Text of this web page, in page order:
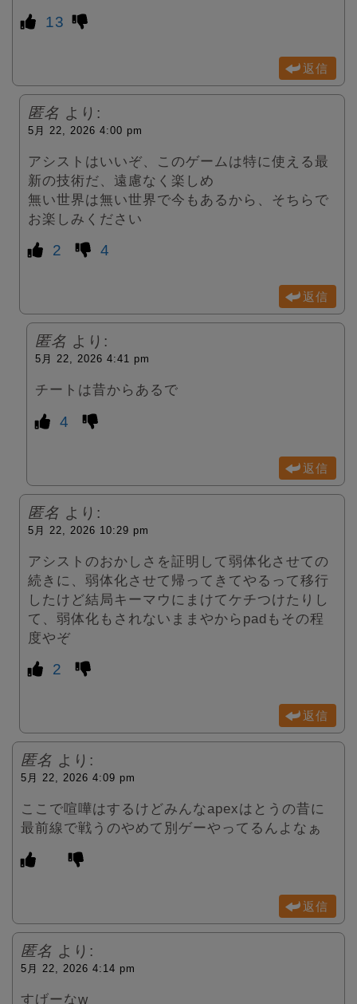
13
返信
匿名 より:
5月 22, 2026 4:00 pm
アシストはいいぞ、このゲームは特に使える最
新の技術だ、遠慮なく楽しめ
無い世界は無い世界で今もあるから、そちらで
お楽しみください
2 4
返信
匿名 より:
5月 22, 2026 4:41 pm
チートは昔からあるで
4
返信
匿名 より:
5月 22, 2026 10:29 pm
アシストのおかしさを証明して弱体化させての
続きに、弱体化させて帰ってきてやるって移行
したけど結局キーマウにまけてケチつけたりし
て、弱体化もされないままやからpadもその程
度やぞ
2
返信
匿名 より:
5月 22, 2026 4:09 pm
ここで喧嘩はするけどみんなapexはとうの昔に
最前線で戦うのやめて別ゲーやってるんよなぁ
返信
匿名 より:
5月 22, 2026 4:14 pm
すげーなw